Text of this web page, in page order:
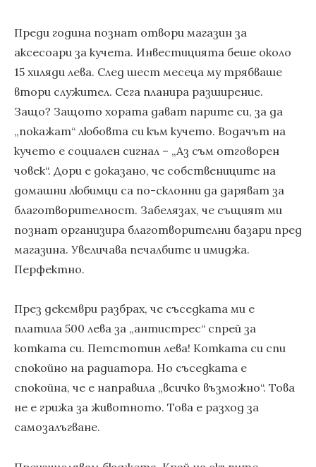
Преди година познат отвори магазин за
аксесоари за кучета. Инвестицията беше около
15 хиляди лева. След шест месеца му трябваше
втори служител. Сега планира разширение.
Защо? Защото хората дават парите си, за да
„покажат“ любовта си към кучето. Водачът на
кучето е социален сигнал – „Аз съм отговорен
човек“. Дори е доказано, че собствениците на
домашни любимци са по-склонни да даряват за
благотворителност. Забелязах, че същият ми
познат организира благотворителни базари пред
магазина. Увеличава печалбите и имиджа.
Перфектно.
През декември разбрах, че съседката ми е
платила 500 лева за „антистрес“ спрей за
котката си. Петстотин лева! Котката си спи
спокойно на радиатора. Но съседката е
спокойна, че е направила „всичко възможно“. Това
не е грижа за животното. Това е разход за
самозалъгване.